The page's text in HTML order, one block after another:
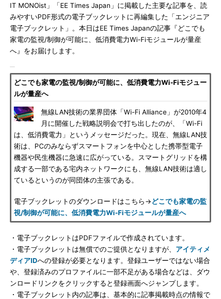
IT MONOist」「EE Times Japan」に掲載した主要な記事を、読
みやすいPDF形式の電子ブックレットに再編集した「エンジニア
電子ブックレット」。本日はEE Times Japanの記事『どこでも
家電の監視/制御が可能に、低消費電力Wi-Fiモジュールが量産
へ』をお届けします。
どこでも家電の監視/制御が可能に、低消費電力Wi-Fiモジュー
ルが量産へ
無線LAN技術の業界団体「Wi-Fi Alliance」が2010年4
月に開催した戦略説明会で打ち出したのが、「Wi-Fi
は、低消費電力」というメッセージだった。現在、無線LAN技
術は、PCのみならずスマートフォンを中心とした携帯型電子
機器や民生機器に急速に広がっている。スマートグリッドを構
成する一部である宅内ネットワークにも、無線LAN技術は適し
ているというのが同団体の主張である。
電子ブックレットのダウンロードはこちら→どこでも家電の監
視/制御が可能に、低消費電力Wi-Fiモジュールが量産へ
・電子ブックレットはPDFファイルで作成されています。
・電子ブックレットは無償でのご提供となりますが、 アイティメ
ディアIDへの登録が必要となります。登録ユーザーではない場合
や、登録済みのプロファイルに一部不足がある場合などは、ダウ
ンロードリンクをクリックすると登録画面へジャンプします。
・電子ブックレット内の記事は、基本的に記事掲載時点の情報で